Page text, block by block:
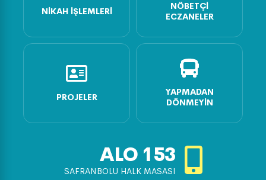
NIKAH İŞLEMLERI
NÖBETÇI
ECZANELER
PROJELER
YAPMADAN
DÖNMEYIN
ALO 153
SAFRANBOLU HALK MASASI